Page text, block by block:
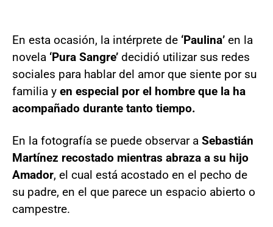
En esta ocasión, la intérprete de ‘Paulina’ en la
novela ‘Pura Sangre’ decidió utilizar sus redes
sociales para hablar del amor que siente por su
familia y en especial por el hombre que la ha
acompañado durante tanto tiempo.
En la fotografía se puede observar a Sebastián
Martínez recostado mientras abraza a su hijo
Amador, el cual está acostado en el pecho de
su padre, en el que parece un espacio abierto o
campestre.